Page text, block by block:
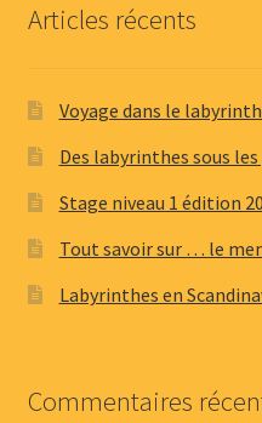
Articles récents
Voyage dans le
Des labyrinthes sous
Stage niveau 1 édition
Tout savoir sur … le
Labyrinthes en
Commentaires